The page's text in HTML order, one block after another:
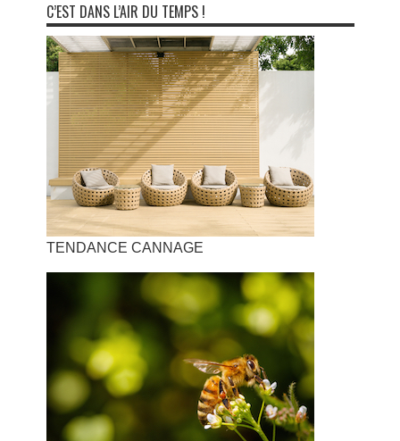
C’EST DANS L’AIR DU TEMPS !
TENDANCE CANNAGE